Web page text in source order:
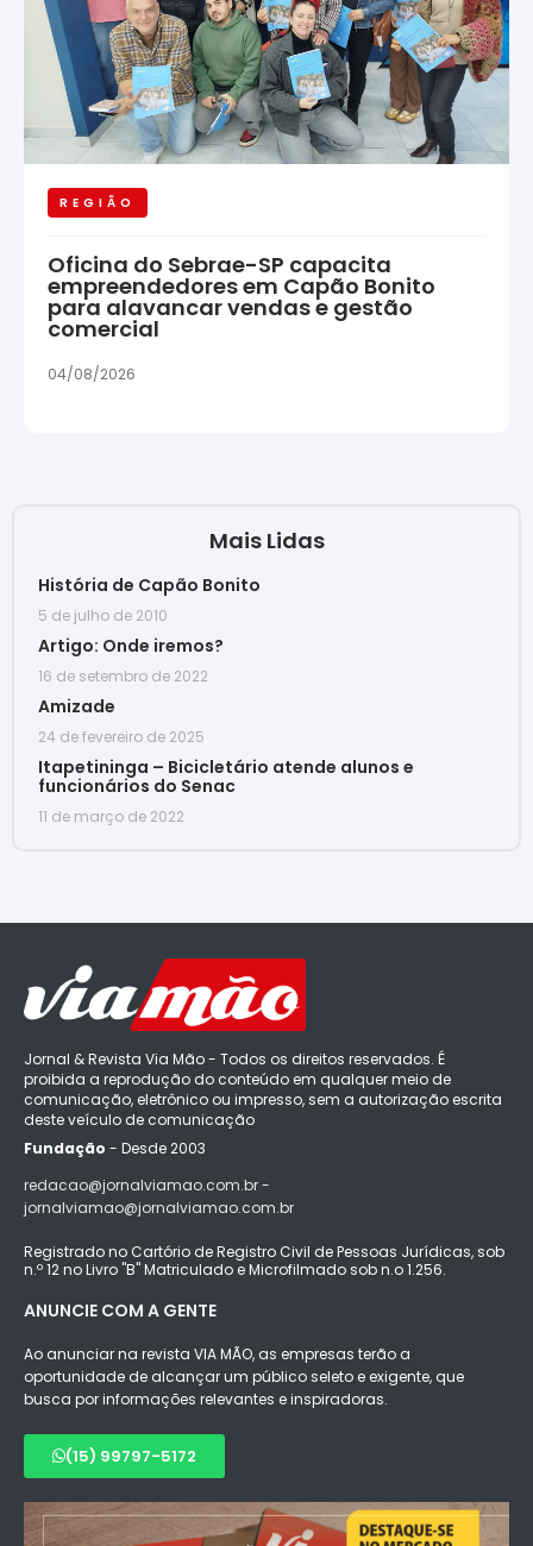
REGIÃO
Oficina do Sebrae-SP capacita
empreendedores em Capão Bonito
para alavancar vendas e gestão
comercial
04/08/2026
Mais Lidas
História de Capão Bonito
5 de julho de 2010
Artigo: Onde iremos?
16 de setembro de 2022
Amizade
24 de fevereiro de 2025
Itapetininga – Bicicletário atende alunos e
funcionários do Senac
11 de março de 2022
Jornal & Revista Via Mão - Todos os direitos reservados. É
proibida a reprodução do conteúdo em qualquer meio de
comunicação, eletrônico ou impresso, sem a autorização escrita
deste veículo de comunicação
Fundação - Desde 2003
redacao@jornalviamao.com.br -
jornalviamao@jornalviamao.com.br
Registrado no Cartório de Registro Civil de Pessoas Jurídicas, sob
n.º 12 no Livro "B" Matriculado e Microfilmado sob n.o 1.256.
ANUNCIE COM A GENTE
Ao anunciar na revista VIA MÃO, as empresas terão a
oportunidade de alcançar um público seleto e exigente, que
busca por informações relevantes e inspiradoras.
(15) 99797-5172